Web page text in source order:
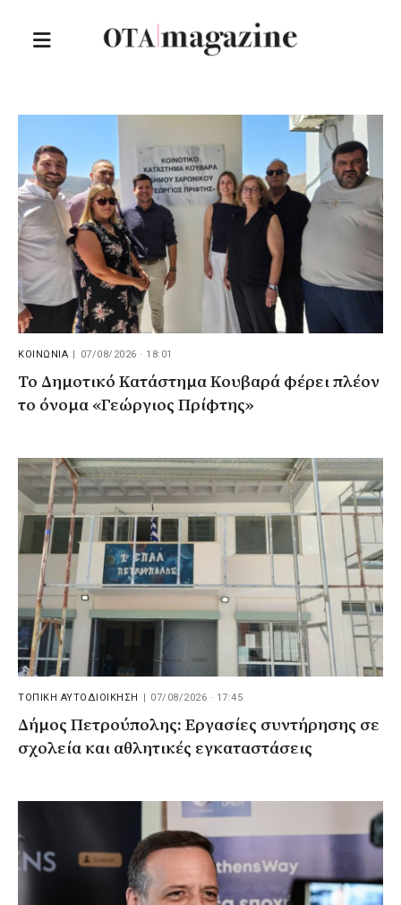
ΚΟΙΝΩΝΙΑ 07/08/2026 · 18:01
Το Δημοτικό Κατάστημα Κουβαρά φέρει πλέον
το όνομα «Γεώργιος Πρίφτης»
ΤΟΠΙΚΗ ΑΥΤΟΔΙΟΙΚΗΣΗ 07/08/2026 · 17:45
Δήμος Πετρούπολης: Εργασίες συντήρησης σε
σχολεία και αθλητικές εγκαταστάσεις